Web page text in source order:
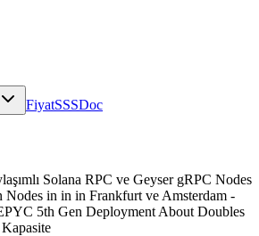
FiyatSSSDoc
Solana RPC ve Geyser gRPC Nodes
in in in Frankfurt ve Amsterdam -
5th Gen Deployment About Doubles